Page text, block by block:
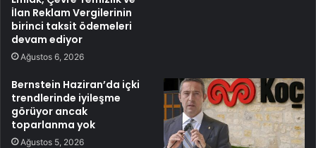
İlan Reklam Vergilerinin
birinci taksit ödemeleri
devam ediyor
Ağustos 6, 2026
Bernstein Haziran’da içki
trendlerinde iyileşme
görüyor ancak
toparlanma yok
Ağustos 5, 2026